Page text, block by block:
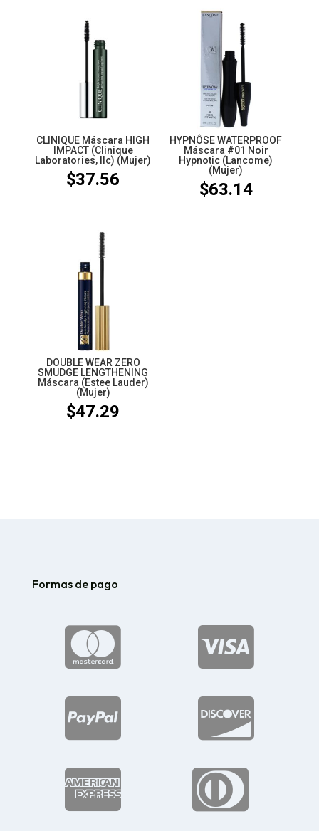
CLINIQUE Máscara HIGH
IMPACT (Clinique
Laboratories, llc) (Mujer)
$37.56
HYPNÔSE WATERPROOF
Máscara #01 Noir
Hypnotic (Lancome)
(Mujer)
$63.14
DOUBLE WEAR ZERO
SMUDGE LENGTHENING
Máscara (Estee Lauder)
(Mujer)
$47.29
Formas de pago





